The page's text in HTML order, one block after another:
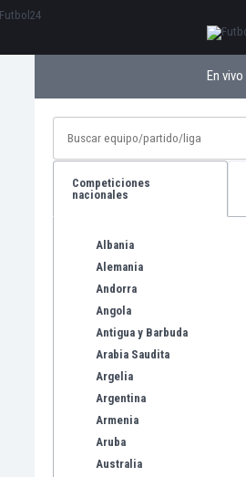
En vivo
Competiciones
nacionales
Albania
Alemania
Andorra
Angola
Antigua y Barbuda
Arabia Saudita
Argelia
Argentina
Armenia
Aruba
Australia